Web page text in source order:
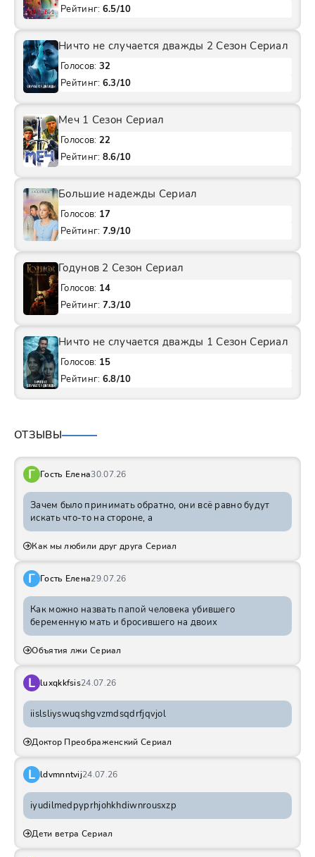
Рейтинг: 6.5/10
Ничто не случается дважды 2 Сезон Сериал
Голосов: 32
Рейтинг: 6.3/10
Меч 1 Сезон Сериал
Голосов: 22
Рейтинг: 8.6/10
Большие надежды Сериал
Голосов: 17
Рейтинг: 7.9/10
Годунов 2 Сезон Сериал
Голосов: 14
Рейтинг: 7.3/10
Ничто не случается дважды 1 Сезон Сериал
Голосов: 15
Рейтинг: 6.8/10
ОТЗЫВЫ
Г Гость Елена30.07.26
Зачем было принимать обратно, они всё равно будут
искать что-то на стороне, а
Как мы любили друг друга Сериал
Г Гость Елена29.07.26
Как можно назвать папой человека убившего
беременную мать и бросившего на двоих
Объятия лжи Сериал
L luxqkkfsis24.07.26
iislsliyswuqshgvzmdsqdrfjqvjol
Доктор Преображенский Сериал
L ldvmnntvij24.07.26
iyudilmedpyprhjohkhdiwnrousxzp
Дети ветра Сериал